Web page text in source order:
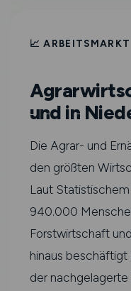
📈 ARBEITSMARKT
und in
Die Agrar- und
den größten
Laut
940.000
Forstwirtschaft
hinaus beschäftigt
der